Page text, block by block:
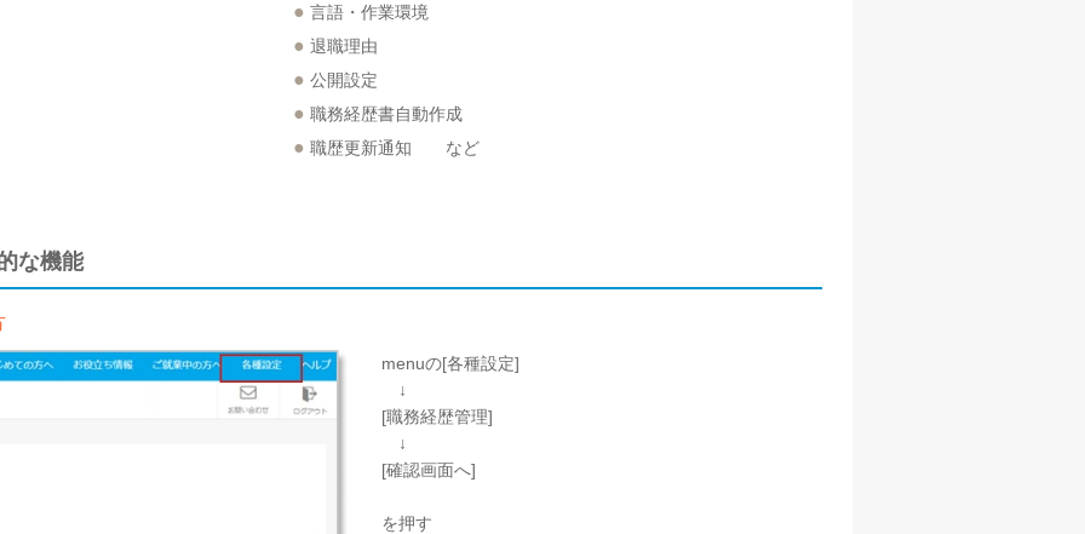
● 言語・作業環境
● 退職理由
● 公開設定
● 職務経歴書自動作成
● 職歴更新通知 など
な機能
menuの[各種設定]
↓
[職務経歴管理]
↓
[確認画面へ]
を押す